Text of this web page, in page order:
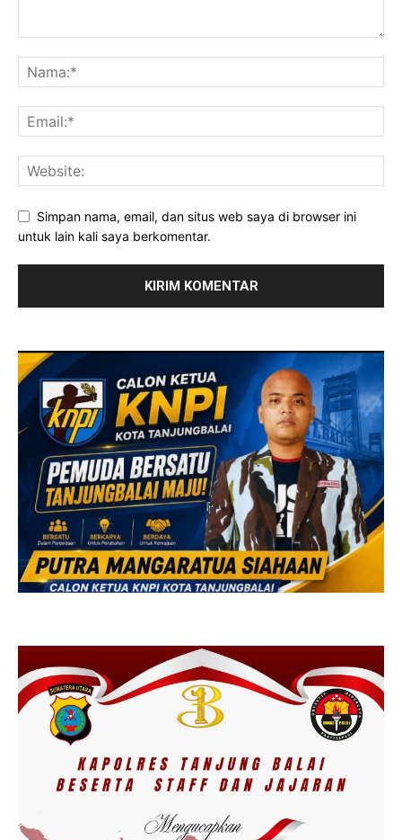
Simpan nama, email, dan situs web saya di browser ini
untuk lain kali saya berkomentar.